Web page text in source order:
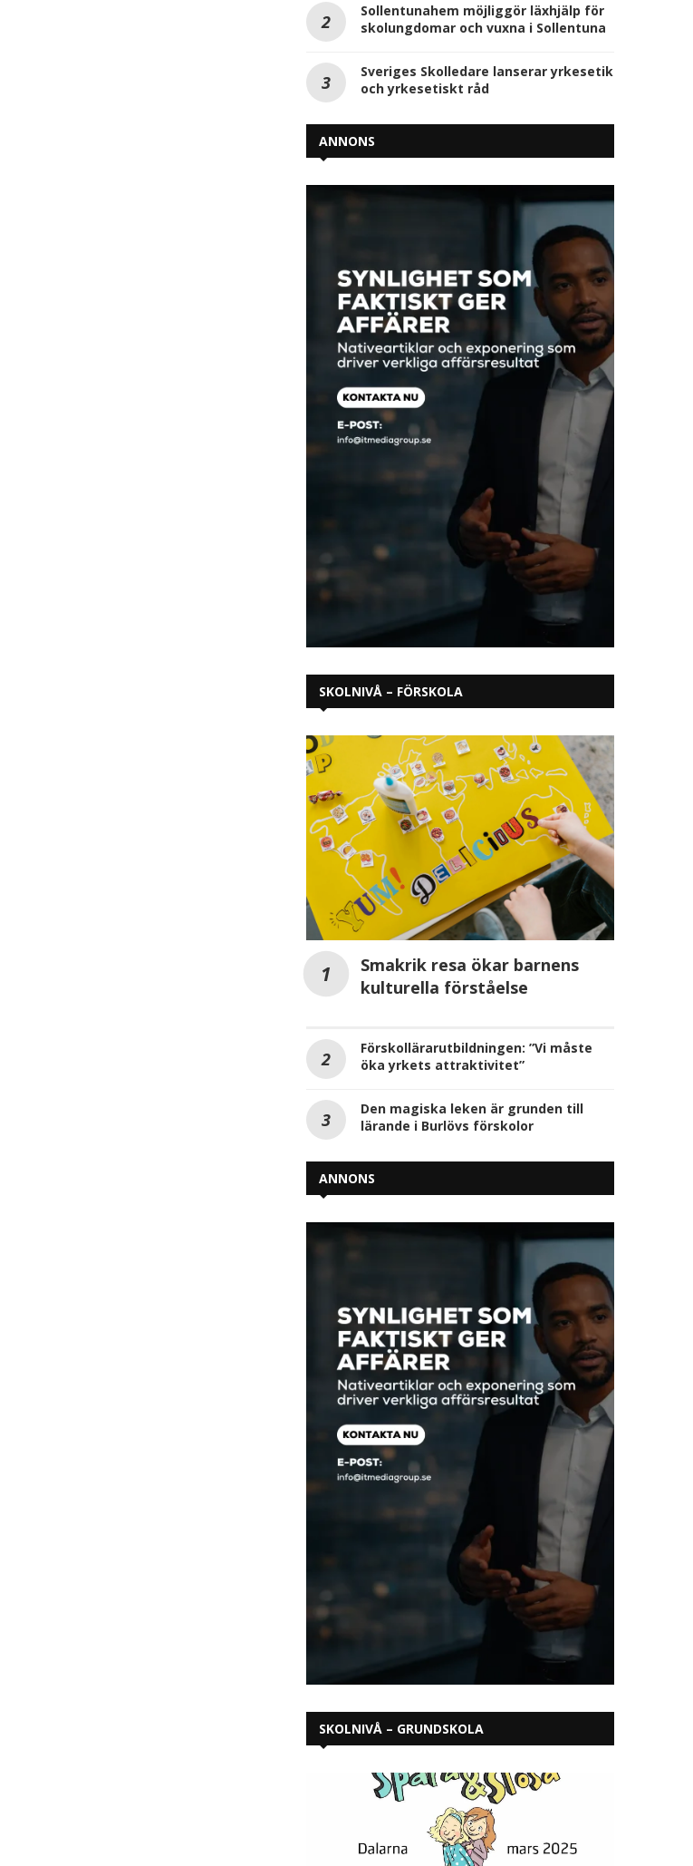
Sollentunahem möjliggör läxhjälp för
skolungdomar och vuxna i Sollentuna
Sveriges Skolledare lanserar yrkesetik
och yrkesetiskt råd
ANNONS
SKOLNIVÅ – FÖRSKOLA
Smakrik resa ökar barnens
kulturella förståelse
Förskollärarutbildningen: ”Vi måste
öka yrkets attraktivitet”
Den magiska leken är grunden till
lärande i Burlövs förskolor
ANNONS
SKOLNIVÅ – GRUNDSKOLA